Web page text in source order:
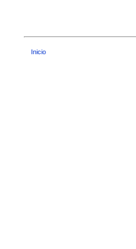
Inicio